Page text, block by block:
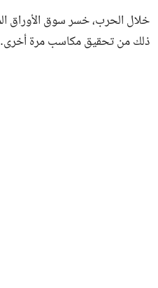
ذلك من تحقيق مكاسب مرة أخرى.